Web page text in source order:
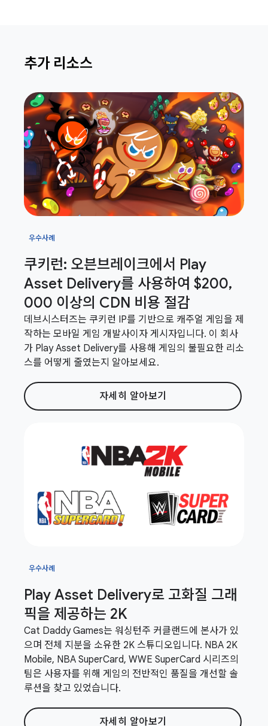
추가 리소스
우수사례
쿠키런: 오븐브레이크에서 Play
Asset Delivery를 사용하여 $200,
000 이상의 CDN 비용 절감
데브시스터즈는 쿠키런 IP를 기반으로 캐주얼 게임을 제
작하는 모바일 게임 개발사이자 게시자입니다. 이 회사
가 Play Asset Delivery를 사용해 게임의 불필요한 리소
스를 어떻게 줄였는지 알아보세요.
자세히 알아보기
우수사례
Play Asset Delivery로 고화질 그래
픽을 제공하는 2K
Cat Daddy Games는 워싱턴주 커클랜드에 본사가 있
으며 전체 지분을 소유한 2K 스튜디오입니다. NBA 2K
Mobile, NBA SuperCard, WWE SuperCard 시리즈의
팀은 사용자를 위해 게임의 전반적인 품질을 개선할 솔
루션을 찾고 있었습니다.
자세히 알아보기